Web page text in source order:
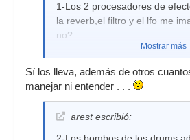
1-Los 2 procesadores de
la reverb,el filtro y el lfo me
no?
Mostrar más
Sí los lleva, además de otros
manejar ni entender . . .
arest escribió: